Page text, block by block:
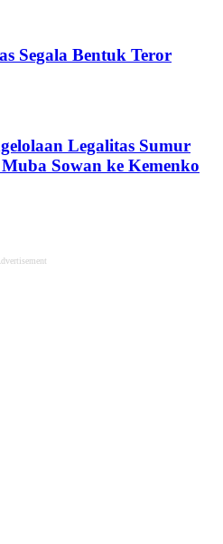
Segala Bentuk Teror
Legalitas Sumur
Sowan ke Kemenko